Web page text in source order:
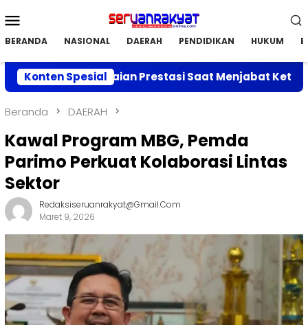
ke
Mobile
BERANDA NASIONAL DAERAH PENDIDIKAN HUKUM
Konten Spesial
Capaian Prestasi Saat Menjabat Ketua DPC APRI
Beranda DAERAH
Kawal Program MBG, Pemda
Parimo Perkuat Kolaborasi Lintas
Sektor
Redaksiseruanrakyat@gmail.com
Maret 9, 2026